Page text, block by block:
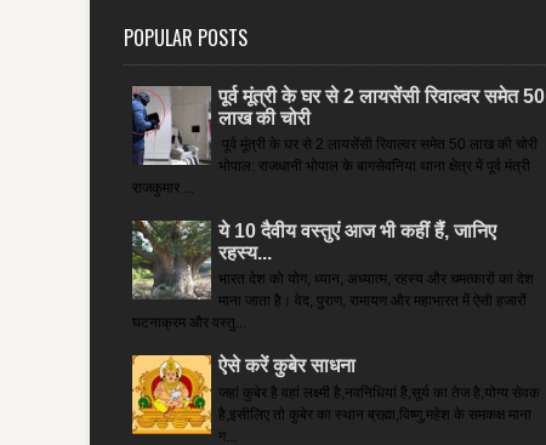
POPULAR POSTS
पूर्व मूंत्री के घर से 2 लायसेंसी रिवाल्वर समेत 50
लाख की चोरी
पूर्व मूंत्री के घर से 2 लायसेंसी रिवाल्वर समेत 50 लाख की चोरी
भोपाल: राजधानी भोपाल के बागसेवनिया थाना क्षेत्र में पूर्व मंत्री
राजकुमार ...
ये 10 दैवीय वस्तुएं आज भी कहीं हैं, जानिए
रहस्य...
भारत देश को योग, ध्यान, अध्यात्म, रहस्य और चमत्कारों का देश
माना जाता है। वेद, पुराण, रामायण और महाभारत में ऐसी हजारों
घटनाक्रम और वस्तु...
ऐसे करें कुबेर साधना
जहां कुबेर है­ वहां लक्ष्मी है,नवनिधियां हैं,सूर्य का तेज है,योग्य सेवक
है,इसीलिए तो कुबेर का स्थान ब्रह्मा,विष्णु,महेश के समकक्ष माना
ग...